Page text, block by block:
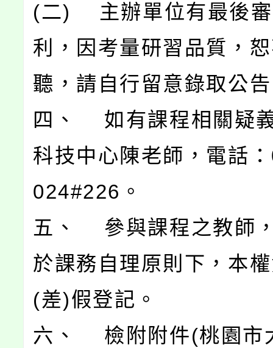
(二) 主辦單位有最後審
利，因考量研習品質，
聽，請自行留意錄取公
四、 如有課程相關疑
科技中心陳老師，電話
024#226。
五、 參與課程之教師
於課務自理原則下，本
(差)假登記。
六、 檢附附件(桃園市